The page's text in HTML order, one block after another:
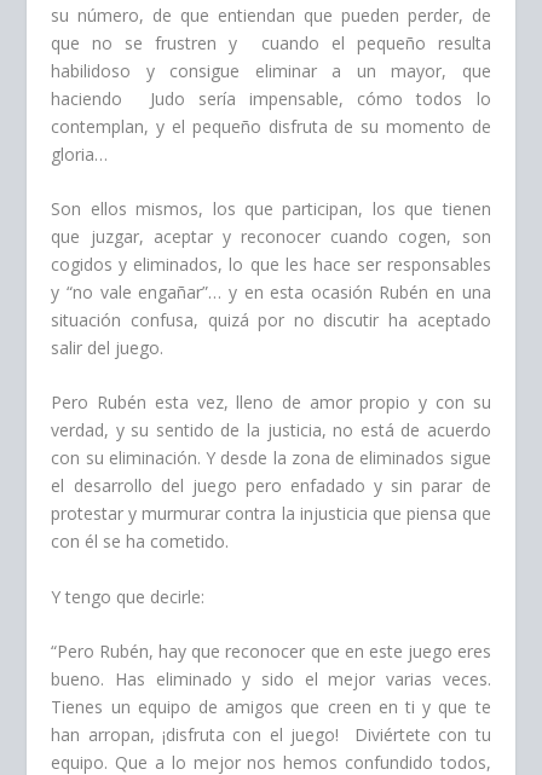
su número, de que entiendan que pueden perder, de
que no se frustren y cuando el pequeño resulta
habilidoso y consigue eliminar a un mayor, que
haciendo Judo sería impensable, cómo todos lo
contemplan, y el pequeño disfruta de su momento de
gloria…
Son ellos mismos, los que participan, los que tienen
que juzgar, aceptar y reconocer cuando cogen, son
cogidos y eliminados, lo que les hace ser responsables
y “no vale engañar”… y en esta ocasión Rubén en una
situación confusa, quizá por no discutir ha aceptado
salir del juego.
Pero Rubén esta vez, lleno de amor propio y con su
verdad, y su sentido de la justicia, no está de acuerdo
con su eliminación. Y desde la zona de eliminados sigue
el desarrollo del juego pero enfadado y sin parar de
protestar y murmurar contra la injusticia que piensa que
con él se ha cometido.
Y tengo que decirle:
“Pero Rubén, hay que reconocer que en este juego eres
bueno. Has eliminado y sido el mejor varias veces.
Tienes un equipo de amigos que creen en ti y que te
han arropan, ¡disfruta con el juego! Diviértete con tu
equipo. Que a lo mejor nos hemos confundido todos,